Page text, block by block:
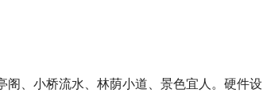
、小桥流水、林荫小道、景色宜人。硬件设